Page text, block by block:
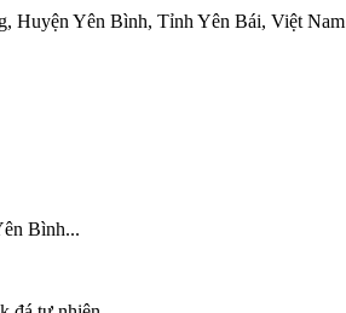
Huyện Yên Bình, Tỉnh Yên Bái, Việt Nam
Bình...